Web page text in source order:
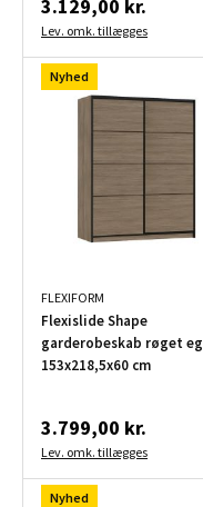
3.129,00 kr.
Lev. omk. tillægges
Nyhed
FLEXIFORM
Flexislide Shape
garderobeskab røget eg
153x218,5x60 cm
3.799,00 kr.
Lev. omk. tillægges
Nyhed